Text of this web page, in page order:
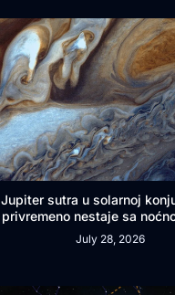
Jupiter sutra u solarnoj
privremeno nestaje sa
July 28, 2026